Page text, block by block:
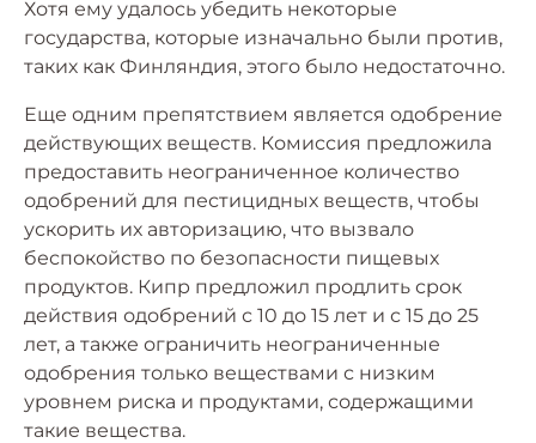
Хотя ему удалось убедить некоторые
государства, которые изначально были против,
таких как Финляндия, этого было недостаточно.
Еще одним препятствием является одобрение
действующих веществ. Комиссия предложила
предоставить неограниченное количество
одобрений для пестицидных веществ, чтобы
ускорить их авторизацию, что вызвало
беспокойство по безопасности пищевых
продуктов. Кипр предложил продлить срок
действия одобрений с 10 до 15 лет и с 15 до 25
лет, а также ограничить неограниченные
одобрения только веществами с низким
уровнем риска и продуктами, содержащими
такие вещества.